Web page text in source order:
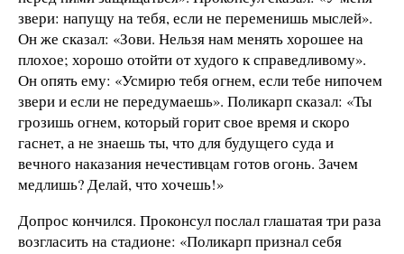
звери: напущу на тебя, если не переменишь мыслей».
Он же сказал: «Зови. Нельзя нам менять хорошее на
плохое; хорошо отойти от худого к справедливому».
Он опять ему: «Усмирю тебя огнем, если тебе нипочем
звери и если не передумаешь». Поликарп сказал: «Ты
грозишь огнем, который горит свое время и скоро
гаснет, а не знаешь ты, что для будущего суда и
вечного наказания нечестивцам готов огонь. Зачем
медлишь? Делай, что хочешь!»
Допрос кончился. Проконсул послал глашатая три раза
возгласить на стадионе: «Поликарп признал себя